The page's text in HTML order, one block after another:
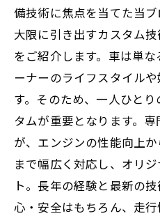
備技術に焦点を当てた当
大限に引き出すカスタム
をご紹介します。車は単
ーナーのライフスタイル
す。そのため、一人ひと
タムが重要となります。
が、エンジンの性能向上
まで幅広く対応し、オリ
ト。長年の経験と最新の
心・安全はもちろん、走